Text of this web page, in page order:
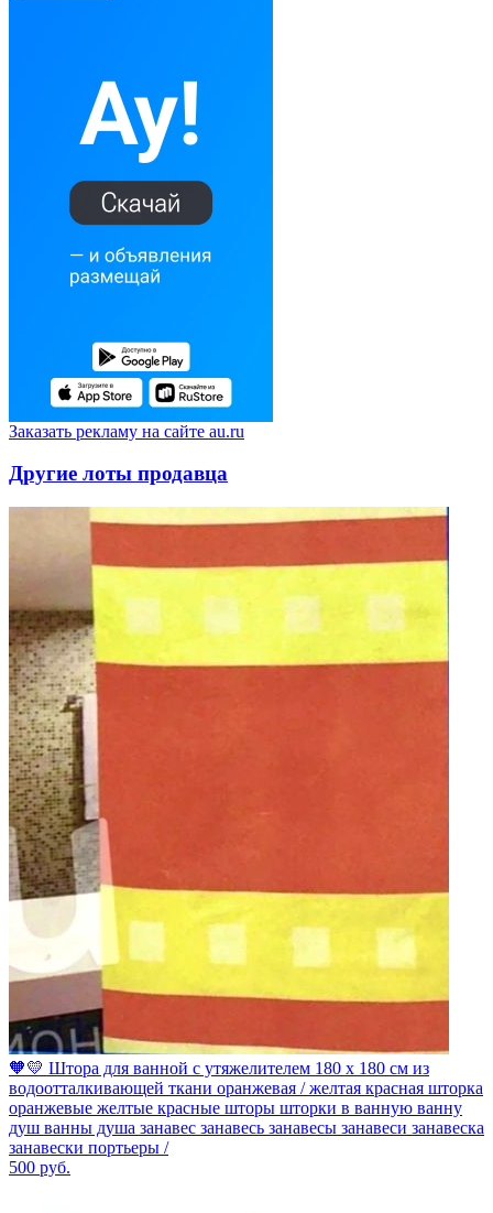
Заказать рекламу на сайте au.ru
Другие лоты продавца
🧡💛 Штора для ванной с утяжелителем 180 х 180 см из
водоотталкивающей ткани оранжевая / желтая красная шторка
оранжевые желтые красные шторы шторки в ванную ванну
душ ванны душа занавес занавесь занавесы занавеси занавеска
занавески портьеры /
500 руб.